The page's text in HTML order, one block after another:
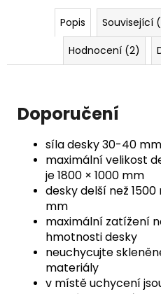
Popis Související
Hodnocení (2)
Doporučení
síla desky 30-40 mm
maximální velikost
je 1800 × 1000 mm
desky delší než
mm
maximální zatížení
hmotnosti desky
neuchycujte
materiály
v místě uchycení